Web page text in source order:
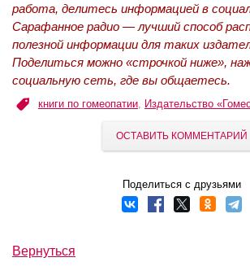
работа, делитесь информацией в
Сарафанное радио — лучший способ
полезной информации для таких
Поделиться можно «строчкой ниже»,
социальную сеть, где вы общаетесь.
книги по гомеопатии, Издательство
ОСТАВИТЬ КОММЕНТАРИЙ
Поделиться с друзьями
Вернуться